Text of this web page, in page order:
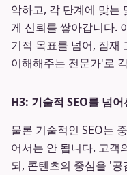
악하고, 각 단계에 맞는
게 신뢰를 쌓아갑니다.
기적 목표를 넘어, 잠재
이해해주는 전문가'로
H3: 기술적 SEO를 넘
물론 기술적인 SEO는
어서는 안 됩니다. 고객
되, 콘텐츠의 중심을 '